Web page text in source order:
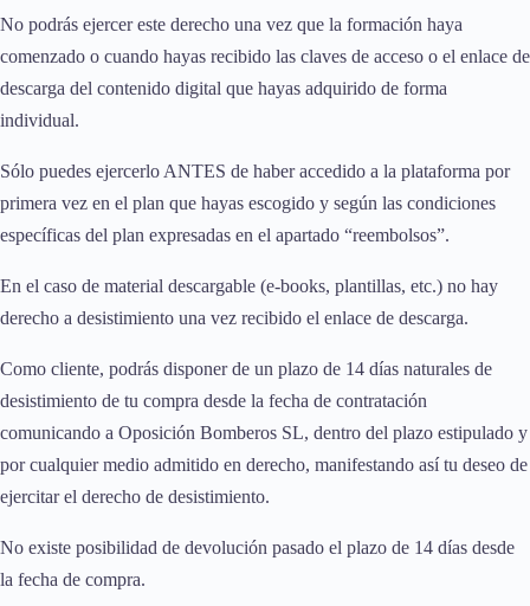
No podrás ejercer este derecho una vez que la formación haya
comenzado o cuando hayas recibido las claves de acceso o el enlace de
descarga del contenido digital que hayas adquirido de forma
individual.
Sólo puedes ejercerlo ANTES de haber accedido a la plataforma por
primera vez en el plan que hayas escogido y según las condiciones
específicas del plan expresadas en el apartado “reembolsos”.
En el caso de material descargable (e-books, plantillas, etc.) no hay
derecho a desistimiento una vez recibido el enlace de descarga.
Como cliente, podrás disponer de un plazo de 14 días naturales de
desistimiento de tu compra desde la fecha de contratación
comunicando a Oposición Bomberos SL, dentro del plazo estipulado y
por cualquier medio admitido en derecho, manifestando así tu deseo de
ejercitar el derecho de desistimiento.
No existe posibilidad de devolución pasado el plazo de 14 días desde
la fecha de compra.